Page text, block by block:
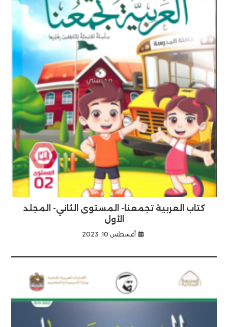
كتاب العربية تجمعنا- المستوى الثاني- المجلد
الأول
أغسطس 10, 2023